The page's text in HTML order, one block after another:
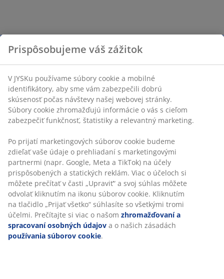
Prispôsobujeme váš zážitok
V JYSKu používame súbory cookie a mobilné
identifikátory, aby sme vám zabezpečili dobrú
skúsenosť počas návštevy našej webovej stránky.
Súbory cookie zhromažďujú informácie o vás s cieľom
zabezpečiť funkčnosť, štatistiky a relevantný marketing.
Po prijatí marketingových súborov cookie budeme
zdieľať vaše údaje o prehliadaní s marketingovými
partnermi (napr. Google, Meta a TikTok) na účely
prispôsobených a statických reklám. Viac o účeloch si
môžete prečítať v časti „Upraviť“ a svoj súhlas môžete
odvolať kliknutím na ikonu súborov cookie. Kliknutím
na tlačidlo „Prijať všetko“ súhlasíte so všetkými tromi
účelmi. Prečítajte si viac o našom zhromažďovaní a
spracovaní osobných údajov a o našich zásadách
používania súborov cookie.